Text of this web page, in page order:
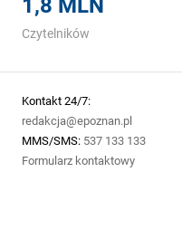
Czytelników
Kontakt 24/7:
redakcja@epoznan.pl
MMS/SMS: 537 133 133
Formularz kontaktowy